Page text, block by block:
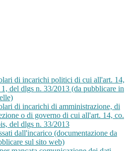
di incarichi politici di cui all'art. 14,
1, del dlgs n. 33/2013 (da pubblicare in
di incarichi di amministrazione, di
o di governo di cui all'art. 14, co.
del dlgs n. 33/2013
dall'incarico (documentazione da
sul sito web)